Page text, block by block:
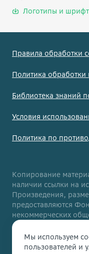
Логотипы и
Правила обработки
Политика
Библиотека знаний
Условия
Политика по
Копирование
наличии ссылки на
Произведения,
предоставляются
некоммерческих
Данный сайт
возможностями
Мы используем
пользователей и